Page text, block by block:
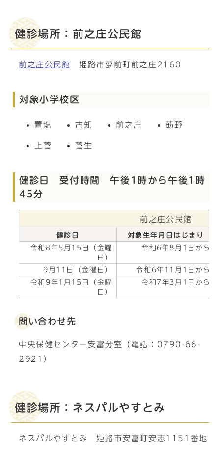
健診場所：前之庄公民館
前之庄公民館 姫路市夢前町前之庄2160
対象小学校区
置塩 古知 前之庄 莇野
上菅 菅生
健診日 受付時間 午後1時から午後1時
45分
前之庄公民館
健診日
対象生年月日はじまり
令和8年5月15日（金曜
日）
令和6年8月1日から
9月11日（金曜日）
令和6年11月1日から
令和9年1月15日（金曜
日）
令和7年3月1日から
問い合わせ先
中央保健センター安富分室（電話：0790-66-
2921）
健診場所：ネスパルやすとみ
ネスパルやすとみ 姫路市安富町安志1151番地